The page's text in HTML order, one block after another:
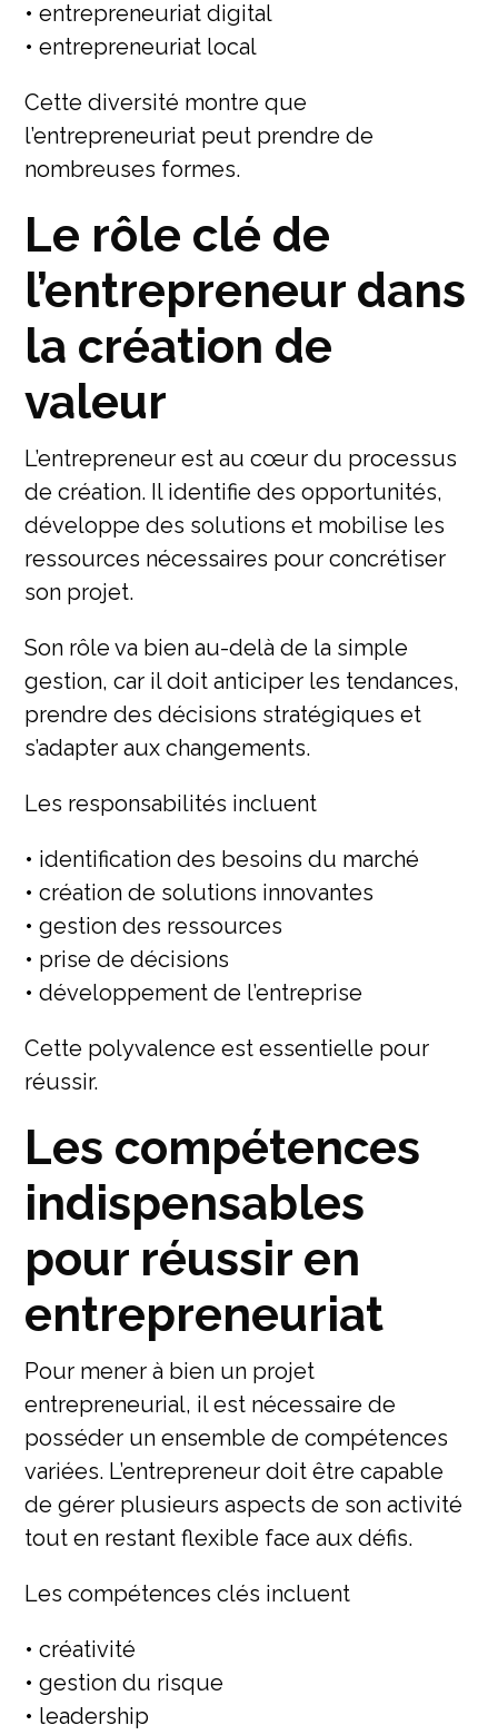
• entrepreneuriat digital
• entrepreneuriat local
Cette diversité montre que
l’entrepreneuriat peut prendre de
nombreuses formes.
Le rôle clé de
l’entrepreneur dans
la création de
valeur
L’entrepreneur est au cœur du processus
de création. Il identifie des opportunités,
développe des solutions et mobilise les
ressources nécessaires pour concrétiser
son projet.
Son rôle va bien au-delà de la simple
gestion, car il doit anticiper les tendances,
prendre des décisions stratégiques et
s’adapter aux changements.
Les responsabilités incluent
• identification des besoins du marché
• création de solutions innovantes
• gestion des ressources
• prise de décisions
• développement de l’entreprise
Cette polyvalence est essentielle pour
réussir.
Les compétences
indispensables
pour réussir en
entrepreneuriat
Pour mener à bien un projet
entrepreneurial, il est nécessaire de
posséder un ensemble de compétences
variées. L’entrepreneur doit être capable
de gérer plusieurs aspects de son activité
tout en restant flexible face aux défis.
Les compétences clés incluent
• créativité
• gestion du risque
• leadership